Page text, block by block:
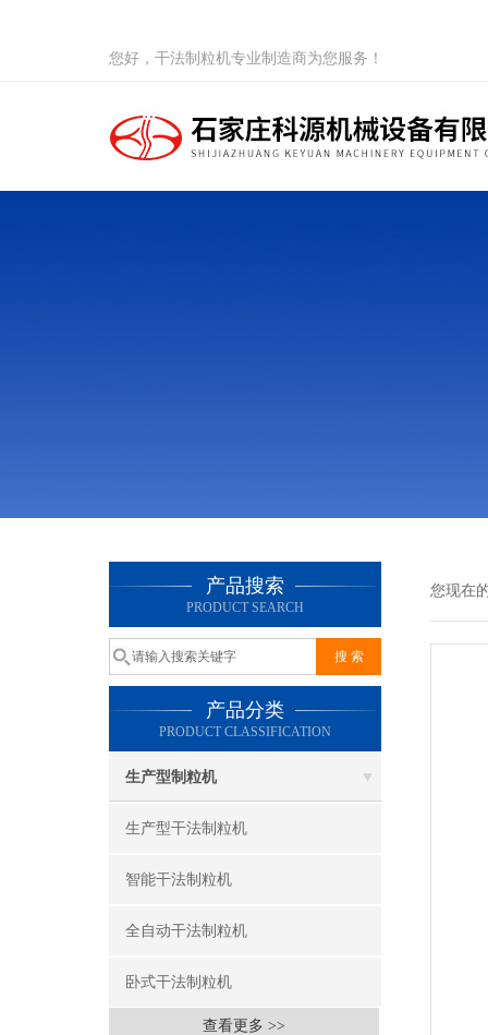
您好，干法制粒机专业制造商为您服务！
产品搜索
PRODUCT SEARCH
产品分类
PRODUCT CLASSIFICATION
生产型制粒机
生产型干法制粒机
智能干法制粒机
全自动干法制粒机
卧式干法制粒机
查看更多 >>
您现在